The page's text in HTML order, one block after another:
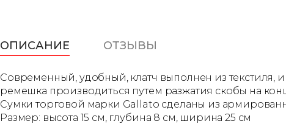
ОПИСАНИЕ ОТЗЫВЫ
Современный, удобный, клатч выполнен из текстиля,
ремешка производиться путем разжатия скобы на
Сумки торговой марки Gallato сделаны из
Размер: высота 15 см, глубина 8 см, ширина 25 см